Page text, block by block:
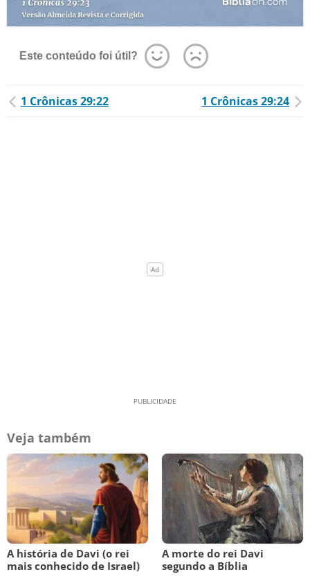
Este conteúdo foi útil?
1 Crônicas 29:22 1 Crônicas 29:24
Veja também
A história de Davi (o rei
mais conhecido de Israel)
A morte do rei Davi
segundo a Bíblia